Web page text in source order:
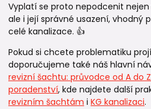
Vyplatí se proto nepodcenit
ale i její správné usazení, vhodný
celé kanalizace. 👍
Pokud si chcete problematiku
doporučujeme také náš hlavní
revizní šachtu: průvodce od A do Z
poradenství, kde najdete další
revizním šachtám i KG kanalizaci.